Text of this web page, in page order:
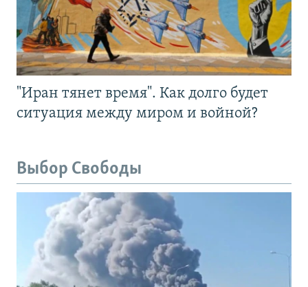
"Иран тянет время". Как долго будет
ситуация между миром и войной?
Выбор Свободы